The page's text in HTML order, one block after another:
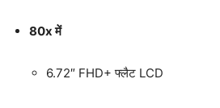
80x में
6.72″ FHD+ फ्लैट LCD